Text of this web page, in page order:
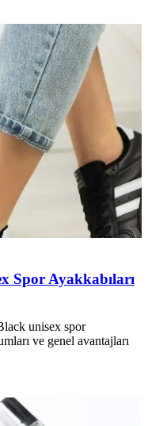
Spor Ayakkabıları
unisex spor
ve genel avantajları